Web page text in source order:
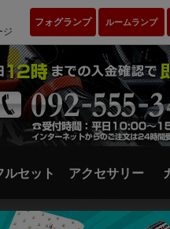
ジ
フォグランプ ルームランプ